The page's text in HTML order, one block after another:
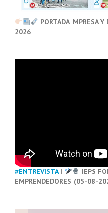
PORTADA IMPRESA
2026
#ENTREVISTA|
IEPS
EMPRENDEDORES. (05-08-